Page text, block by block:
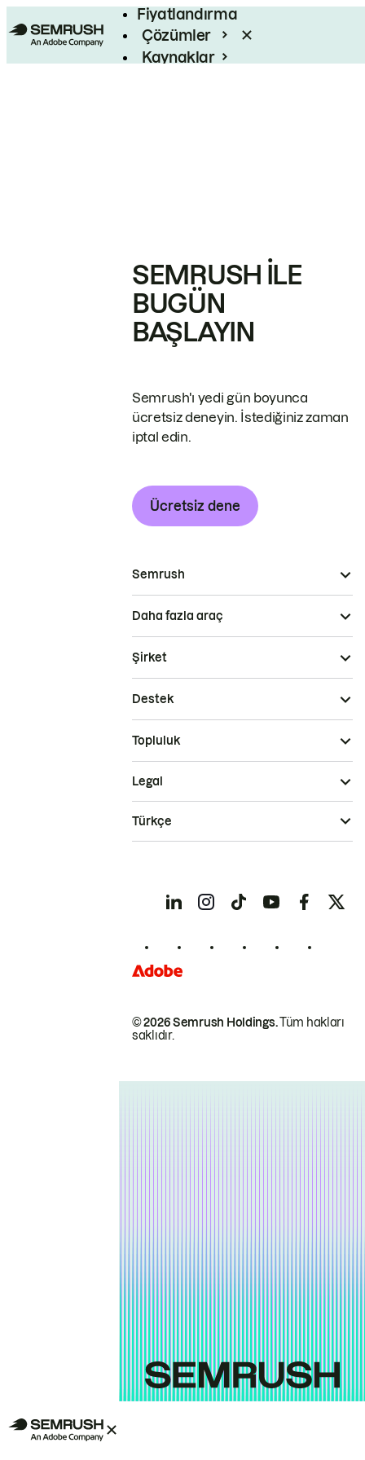
Fiyatlandırma
Çözümler
Kaynaklar
SEMRUSH ILE
BUGÜN
BAŞLAYIN
Semrush'ı yedi gün boyunca
ücretsiz deneyin. İstediğiniz zaman
iptal edin.
Ücretsiz dene
Semrush
Daha fazla araç
Şirket
Destek
Topluluk
© 2026 Semrush Holdings.Tüm hakları
saklıdır.
Legal
Türkçe